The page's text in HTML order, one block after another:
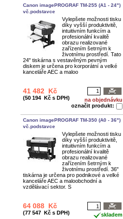
Canon imagePROGRAF TM-255 (A1 - 24")
vč.podstavce
Vylepšete možnosti tisku
díky vyšší produktivitě,
intuitivním funkcím a
profesionální kvalitě
obrazu realizované
zařízením šetrným k
životnímu prostředí. Tato
24" tiskárna s vestavěným pevným
diskem je určena pro korporátní a velké
kanceláře AEC a maloo
na objednávku
označit produkt:
41 482 Kč
(50 194 Kč s DPH)
Canon imagePROGRAF TM-350 (A0 - 36")
vč.podstavce
Vylepšete možnosti tisku
díky vyšší produktivitě,
intuitivním funkcím a
profesionální kvalitě
obrazu realizované
zařízením šetrným k
životnímu prostředí. 36"
tiskárna je určena pro podnikové a velké
kanceláře AEC a maloobchodní a
vzdělávací sektor. S
skladem
64 088 Kč
(77 547 Kč s DPH)